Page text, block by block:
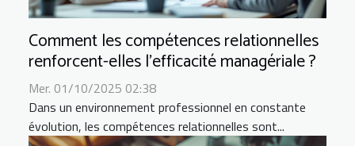
Comment les compétences relationnelles
renforcent-elles l'efficacité managériale ?
Mer. 01/10/2025 02:38
Dans un environnement professionnel en constante
évolution, les compétences relationnelles sont...